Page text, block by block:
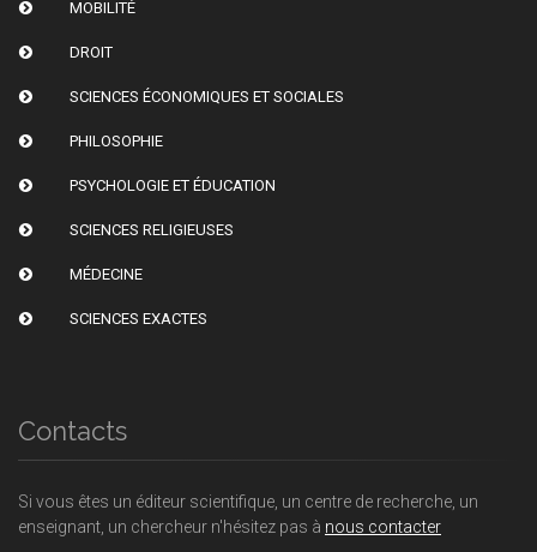
MOBILITÉ
DROIT
SCIENCES ÉCONOMIQUES ET SOCIALES
PHILOSOPHIE
PSYCHOLOGIE ET ÉDUCATION
SCIENCES RELIGIEUSES
MÉDECINE
SCIENCES EXACTES
Contacts
Si vous êtes un éditeur scientifique, un centre de recherche, un
enseignant, un chercheur n'hésitez pas à nous contacter